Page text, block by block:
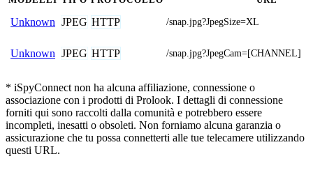
Unknown JPEG HTTP /snap.jpg?JpegSize=XL
Unknown JPEG HTTP /snap.jpg?JpegCam=[CHANNEL]
* iSpyConnect non ha alcuna affiliazione, connessione o
associazione con i prodotti di Prolook. I dettagli di connessione
forniti qui sono raccolti dalla comunità e potrebbero essere
incompleti, inesatti o obsoleti. Non forniamo alcuna garanzia o
assicurazione che tu possa connetterti alle tue telecamere utilizzando
questi URL.